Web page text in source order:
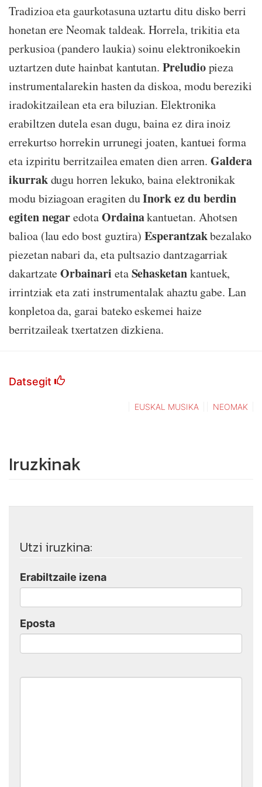
Tradizioa eta gaurkotasuna uztartu ditu disko berri
honetan ere Neomak taldeak. Horrela, trikitia eta
perkusioa (pandero laukia) soinu elektronikoekin
uztartzen dute hainbat kantutan.Preludiopieza
instrumentalarekin hasten da diskoa, modu bereziki
iradokitzailean eta era biluzian. Elektronika
erabiltzen dutela esan dugu, baina ez dira inoiz
errekurtso horrekin urrunegi joaten, kantuei forma
eta izpiritu berritzailea ematen dien arren.Galdera
ikurrakdugu horren lekuko, baina elektronikak
modu biziagoan eragiten duInork ez du berdin
egiten negaredotaOrdainakantuetan. Ahotsen
balioa (lau edo bost guztira)Esperantzakbezalako
piezetan nabari da, eta pultsazio dantzagarriak
dakartzateOrbainari etaSehasketankantuek,
irrintziak eta zati instrumentalak ahaztu gabe. Lan
konpletoa da, garai bateko eskemei haize
berritzaileak txertatzen dizkiena.
Datsegit
EUSKAL MUSIKA NEOMAK
Iruzkinak
Utzi iruzkina:
Erabiltzaile izena
Eposta